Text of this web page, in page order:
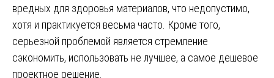
вредных для здоровья материалов, что недопустимо,
хотя и практикуется весьма часто. Кроме того,
серьезной проблемой является стремление
сэкономить, использовать не лучшее, а самое дешевое
проектное решение.